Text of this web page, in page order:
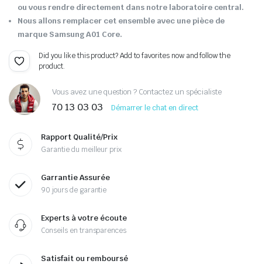
ou vous rendre directement dans notre laboratoire central.
Nous allons remplacer cet ensemble avec une pièce de
marque Samsung A01 Core.
Did you like this product? Add to favorites now and follow the
product.
Vous avez une question ? Contactez un spécialiste
70 13 03 03 Démarrer le chat en direct
Rapport Qualité/Prix
Garantie du meilleur prix
Garrantie Assurée
90 jours de garantie
Experts à votre écoute
Conseils en transparences
Satisfait ou remboursé